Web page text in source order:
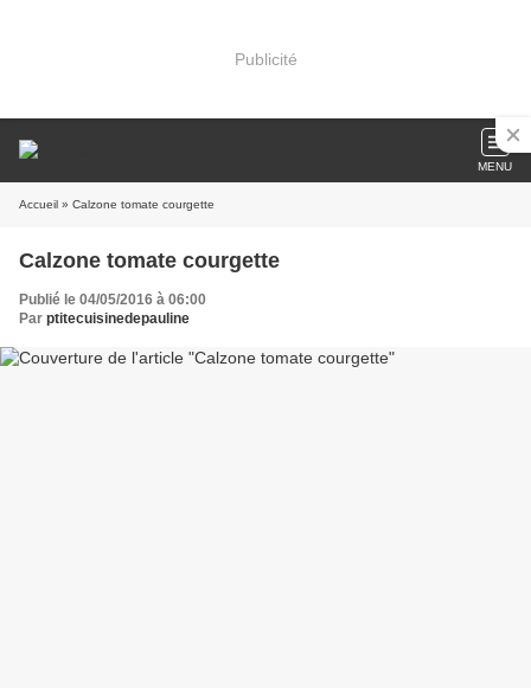
Publicité
MENU
Accueil » Calzone tomate courgette
Calzone tomate courgette
Publié le 04/05/2016 à 06:00
Par ptitecuisinedepauline